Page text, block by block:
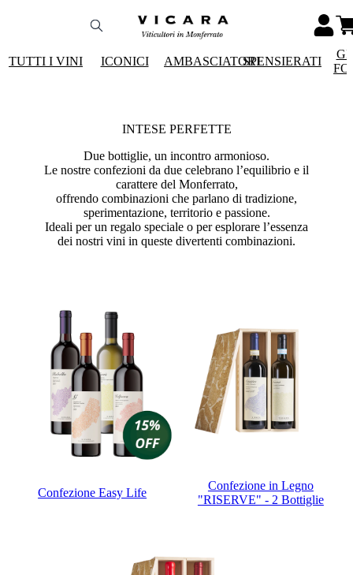
TUTTI I VINI ICONICI AMBASCIATORISPENSIERATI
INTESE PERFETTE
Due bottiglie, un incontro armonioso.
Le nostre confezioni da due celebrano l’equilibrio e il
carattere del Monferrato,
offrendo combinazioni che parlano di tradizione,
sperimentazione, territorio e passione.
Ideali per un regalo speciale o per esplorare l’essenza
dei nostri vini in queste divertenti combinazioni.
Confezione Easy Life
Confezione in Legno
"RISERVE" - 2 Bottiglie